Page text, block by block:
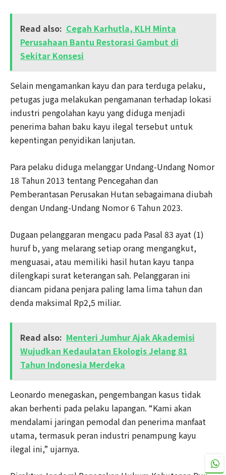
Read also: Cegah Karhutla, KLH Minta
Perusahaan Bantu Restorasi Gambut di
Sekitar Konsesi
Selain mengamankan kayu dan para terduga pelaku,
petugas juga melakukan pengamanan terhadap lokasi
industri pengolahan kayu yang diduga menjadi
penerima bahan baku kayu ilegal tersebut untuk
kepentingan penyidikan lanjutan.
Para pelaku diduga melanggar Undang-Undang Nomor
18 Tahun 2013 tentang Pencegahan dan
Pemberantasan Perusakan Hutan sebagaimana diubah
dengan Undang-Undang Nomor 6 Tahun 2023.
Dugaan pelanggaran mengacu pada Pasal 83 ayat (1)
huruf b, yang melarang setiap orang mengangkut,
menguasai, atau memiliki hasil hutan kayu tanpa
dilengkapi surat keterangan sah. Pelanggaran ini
diancam pidana penjara paling lama lima tahun dan
denda maksimal Rp2,5 miliar.
Read also: Menteri Jumhur Ajak Akademisi
Wujudkan Kedaulatan Ekologis Jelang 81
Tahun Indonesia Merdeka
Leonardo menegaskan, pengembangan kasus tidak
akan berhenti pada pelaku lapangan. “Kami akan
mendalami jaringan pemodal dan penerima manfaat
utama, termasuk peran industri penampung kayu
ilegal ini,” ujarnya.